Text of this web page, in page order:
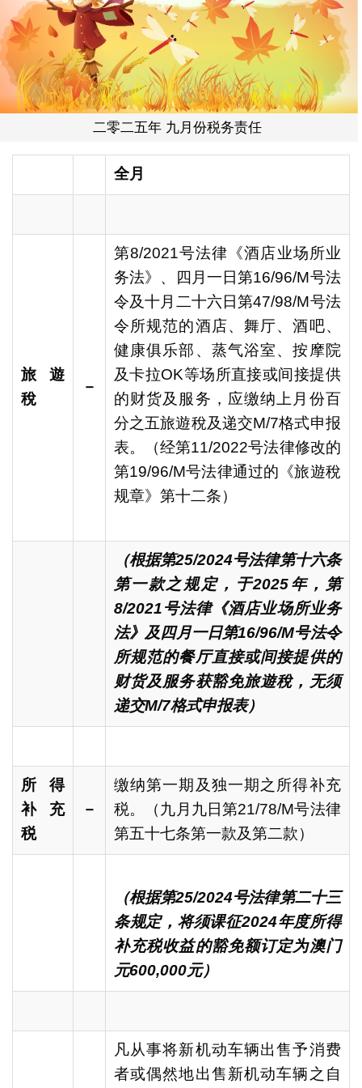
二零二五年 九月份税务责任
全月
旅遊
稅
－
第8/2021号法律《酒店业场所业
务法》、四月一日第16/96/M号法
令及十月二十六日第47/98/M号法
令所规范的酒店、舞厅、酒吧、
健康俱乐部、蒸气浴室、按摩院
及卡拉OK等场所直接或间接提供
的财货及服务，应缴纳上月份百
分之五旅遊稅及递交M/7格式申报
表。（经第11/2022号法律修改的
第19/96/M号法律通过的《旅遊稅
规章》第十二条）
（根据第25/2024号法律第十六条
第一款之规定，于2025年，第
8/2021号法律《酒店业场所业务
法》及四月一日第16/96/M号法令
所规范的餐厅直接或间接提供的
财货及服务获豁免旅遊稅，无须
递交M/7格式申报表）
所得
补充
税
－
缴纳第一期及独一期之所得补充
税。（九月九日第21/78/M号法律
第五十七条第一款及第二款）
（根据第25/2024号法律第二十三
条规定，将须课征2024年度所得
补充税收益的豁免额订定为澳门
元600,000元）
凡从事将新机动车辆出售予消费
者或偶然地出售新机动车辆之自